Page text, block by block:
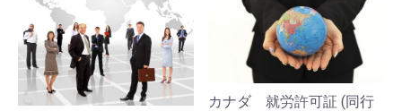
カナダ 就労許可証 (同行